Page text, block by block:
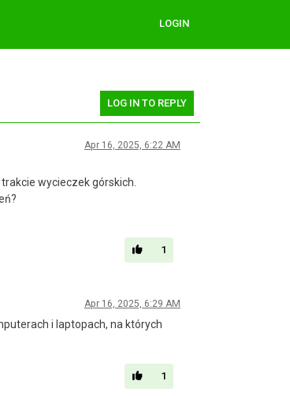
LOGIN
LOG IN TO REPLY
Apr 16, 2025, 6:22 AM
wycieczek górskich.
1
Apr 16, 2025, 6:29 AM
i laptopach, na których
1